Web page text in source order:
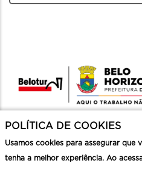
POLÍTICA DE COOKIES
Usamos cookies para assegurar que
tenha a melhor experiência. Ao